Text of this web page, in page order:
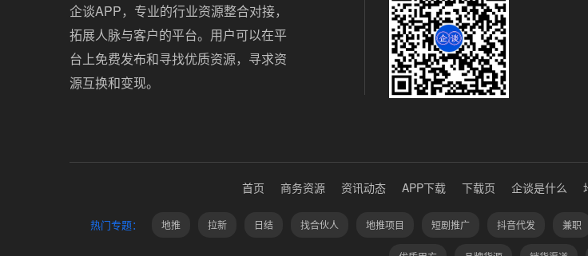
企谈APP，专业的行业资源整合对接，
拓展人脉与客户的平台。用户可以在平
台上免费发布和寻找优质资源，寻求资
源互换和变现。
首页 商务资源 资讯动态 APP下载 下载页 企谈是什么
热门专题： 地推 拉新 日结 找合伙人 地推项目 短剧推广 抖音代发 兼职